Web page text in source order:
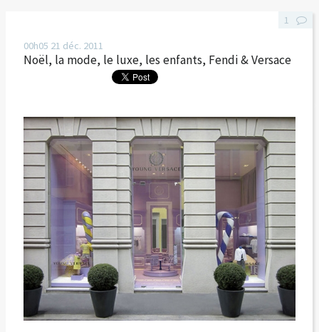
00h05 21 déc. 2011
Noël, la mode, le luxe, les enfants, Fendi & Versace
1